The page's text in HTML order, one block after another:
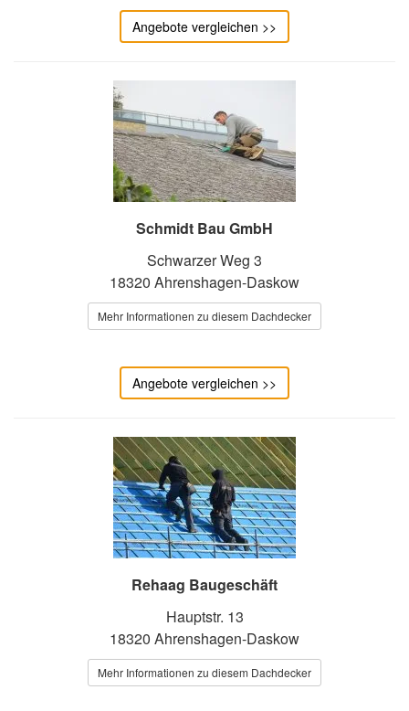
Angebote vergleichen >>
Schmidt Bau GmbH
Schwarzer Weg 3
18320 Ahrenshagen-Daskow
Mehr Informationen zu diesem Dachdecker
Angebote vergleichen >>
Rehaag Baugeschäft
Hauptstr. 13
18320 Ahrenshagen-Daskow
Mehr Informationen zu diesem Dachdecker